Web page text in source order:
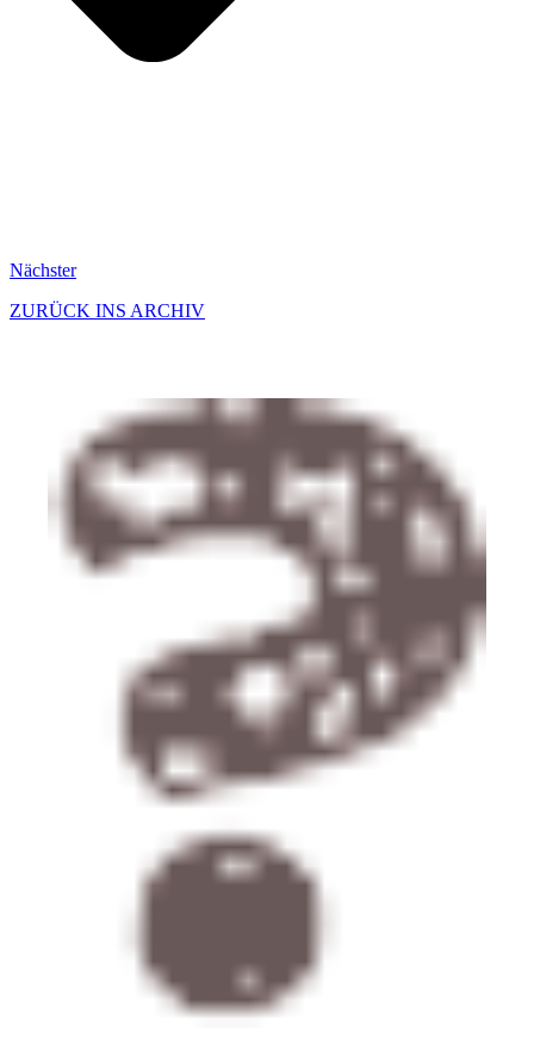
Nächster
ZURÜCK INS ARCHIV